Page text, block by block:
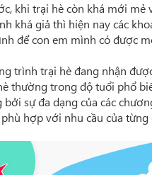
khi trại hè còn khá mới mẻ
khá giả thì hiện nay các
để con em mình có được
trình trại hè đang nhận
thường trong độ tuổi phổ
sự đa dạng của các
hợp với nhu cầu của từng